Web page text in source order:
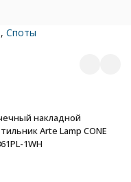
, Споты
накладной
Arte Lamp CONE
1WH